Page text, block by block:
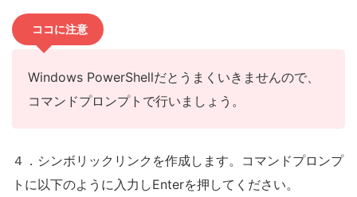
ココに注意
Windows PowerShellだとうまくいきませんので、
コマンドプロンプトで行いましょう。
４．シンボリックリンクを作成します。コマンドプロンプ
トに以下のように入力しEnterを押してください。